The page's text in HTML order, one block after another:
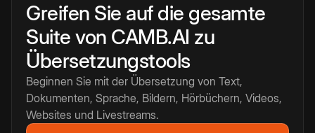
Greifen Sie auf die gesamte
Suite von CAMB.AI zu
Übersetzungstools
Beginnen Sie mit der Übersetzung von Text,
Dokumenten, Sprache, Bildern, Hörbüchern, Videos,
Websites und Livestreams.